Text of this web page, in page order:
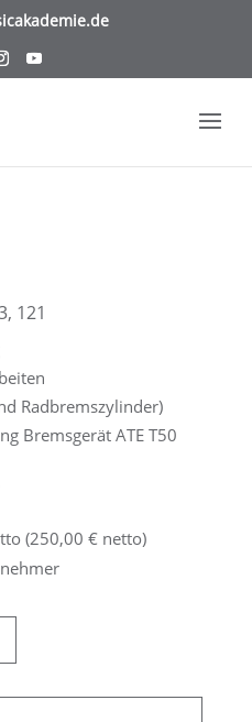
121
Radbremszylinder)
Bremsgerät ATE T50
(250,00 € netto)